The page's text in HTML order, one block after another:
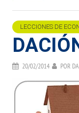
LECCIONES DE
20/02/2014 POR